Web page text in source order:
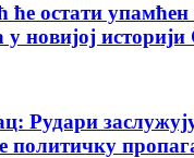
остати упамћен
у новијој историји
Рудари
политичку